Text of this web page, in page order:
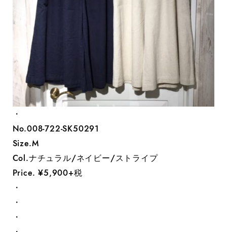
・
No.008-722-SK50291
Size.M
Col.ナチュラル/ネイビー/ストライプ
Price. ¥5,900+税
・
・
・